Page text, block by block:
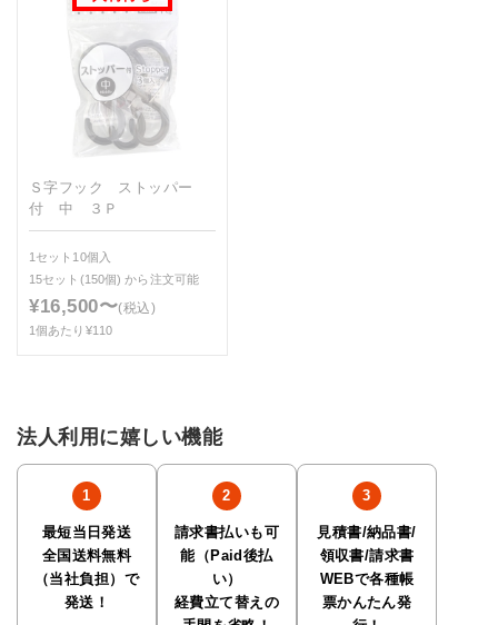
Ｓ字フック ストッパー
付 中 ３Ｐ
1セット10個入
15セット(150個)から注文可能
¥16,500〜(税込)
1個あたり¥110
法人利用に嬉しい機能
最短当日発送
全国送料無料
（当社負担）で
発送！
請求書払いも可
能（Paid後払
い）
経費立て替えの
見積書/納品書/
領収書/請求書
WEBで各種帳
票かんたん発